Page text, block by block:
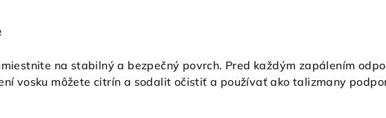
na stabilný a bezpečný povrch. Pred každým zapálením
vosku môžete citrín a sodalit očistiť a používať ako talizmany